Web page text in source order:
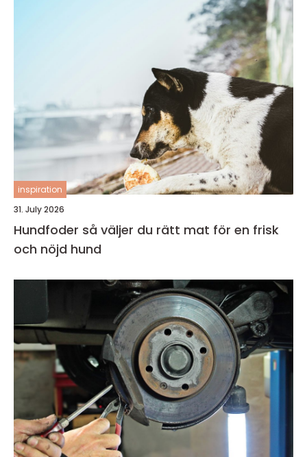
inspiration
31. July 2026
Hundfoder så väljer du rätt mat för en frisk
och nöjd hund